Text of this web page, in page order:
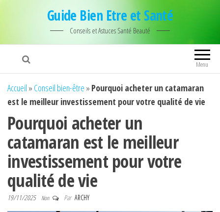
Guide Bien Etre et Santé
Conseils et Astuces Santé Beauté
Menu
Accueil » Conseil bien-être » Pourquoi acheter un catamaran
est le meilleur investissement pour votre qualité de vie
Pourquoi acheter un
catamaran est le meilleur
investissement pour votre
qualité de vie
19/11/2025 Non Par ARCHY